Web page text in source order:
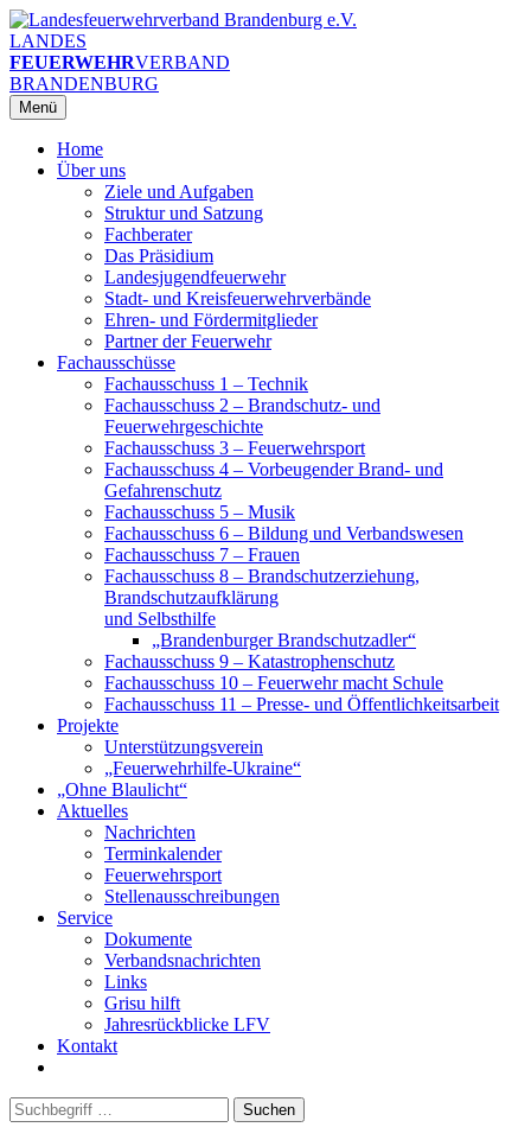
Zum
Inhalt
springen
LANDES
FEUERWEHRVERBAND
BRANDENBURG
Menü
Home
Über uns
Ziele und Aufgaben
Struktur und Satzung
Fachberater
Das Präsidium
Landesjugendfeuerwehr
Stadt- und Kreisfeuerwehrverbände
Ehren- und Fördermitglieder
Partner der Feuerwehr
Fachausschüsse
Fachausschuss 1 – Technik
Fachausschuss 2 – Brandschutz- und
Feuerwehrgeschichte
Fachausschuss 3 – Feuerwehrsport
Fachausschuss 4 – Vorbeugender Brand- und
Gefahrenschutz
Fachausschuss 5 – Musik
Fachausschuss 6 – Bildung und Verbandswesen
Fachausschuss 7 – Frauen
Fachausschuss 8 – Brandschutzerziehung,
Brandschutzaufklärung
und Selbsthilfe
„Brandenburger Brandschutzadler“
Fachausschuss 9 – Katastrophenschutz
Fachausschuss 10 – Feuerwehr macht Schule
Fachausschuss 11 – Presse- und Öffentlichkeitsarbeit
Projekte
Unterstützungsverein
„Feuerwehrhilfe-Ukraine“
„Ohne Blaulicht“
Aktuelles
Nachrichten
Terminkalender
Feuerwehrsport
Stellenausschreibungen
Service
Dokumente
Verbandsnachrichten
Links
Grisu hilft
Jahresrückblicke LFV
Kontakt
Suchen